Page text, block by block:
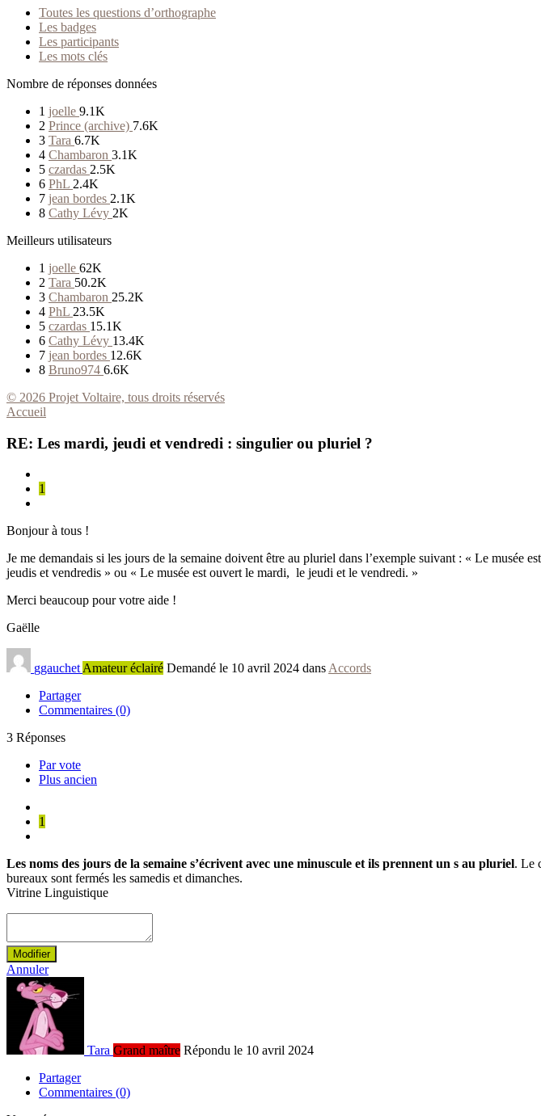
Toutes les questions d’orthographe
Les badges
Les participants
Les mots clés
Nombre de réponses données
1 joelle 9.1K
2 Prince (archive) 7.6K
3 Tara 6.7K
4 Chambaron 3.1K
5 czardas 2.5K
6 PhL 2.4K
7 jean bordes 2.1K
8 Cathy Lévy 2K
Meilleurs utilisateurs
1 joelle 62K
2 Tara 50.2K
3 Chambaron 25.2K
4 PhL 23.5K
5 czardas 15.1K
6 Cathy Lévy 13.4K
7 jean bordes 12.6K
8 Bruno974 6.6K
© 2026 Projet Voltaire, tous droits réservés
Accueil
RE: Les mardi, jeudi et vendredi : singulier ou pluriel ?
1
Bonjour à tous !
Je me demandais si les jours de la semaine doivent être au pluriel dans l’exemple suivant : « Le
jeudis et vendredis » ou « Le musée est ouvert le mardi, le jeudi et le vendredi. »
Merci beaucoup pour votre aide !
Gaëlle
ggauchet Amateur éclairé Demandé le 10 avril 2024 dans Accords
Partager
Commentaires (0)
3 Réponses
Par vote
Plus ancien
1
Les noms des jours de la semaine s’écrivent avec une minuscule et ils prennent un s au pluriel. Le
bureaux sont fermés les samedis et dimanches.
Vitrine Linguistique
Modifier
Annuler
Tara Grand maître Répondu le 10 avril 2024
Partager
Commentaires (0)